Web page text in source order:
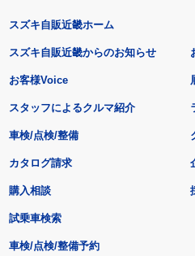
スズキ自販近畿ホーム
スズキ自販近畿からのお知らせ
お客様Voice
スタッフによるクルマ紹介
車検/点検/整備
カタログ請求
購入相談
試乗車検索
車検/点検/整備予約